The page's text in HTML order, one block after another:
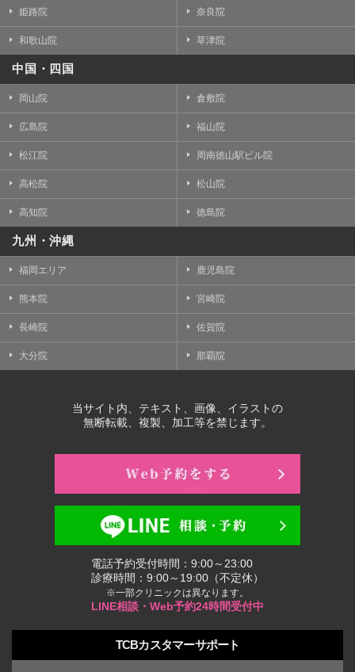
姫路院 奈良院
和歌山院 草津院
中国・四国
岡山院 倉敷院
広島院 福山院
松江院 周南徳山駅ビル院
高松院 松山院
高知院 徳島院
九州・沖縄
福岡エリア 鹿児島院
熊本院 宮崎院
長崎院 佐賀院
大分院 那覇院
当サイト内、テキスト、画像、イラストの
無断転載、複製、加工等を禁じます。
電話予約受付時間：9:00～23:00
診療時間：9:00～19:00（不定休）
※一部クリニックは異なります。
LINE相談・Web予約24時間受付中
TCBカスタマーサポート